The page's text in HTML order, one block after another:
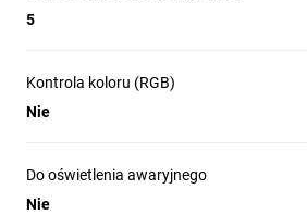
5
Kontrola koloru (RGB)
Nie
Do oświetlenia awaryjnego
Nie